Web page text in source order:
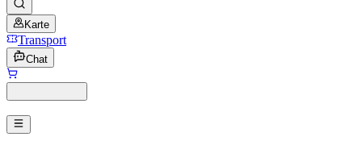
Karte
Transport
Chat